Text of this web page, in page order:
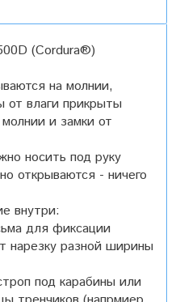
(Cordura®)
на молнии,
влаги прикрыты
и замки от
носить под руку
открываются - ничего
внутри:
для фиксации
нарезку разной ширины
под карабины или